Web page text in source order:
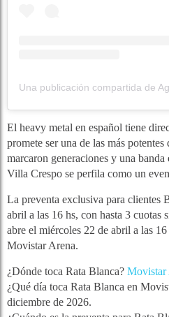
El heavy metal en español tiene
promete ser una de las más
marcaron generaciones y una
Villa Crespo se perfila como un
La preventa exclusiva para clientes
abril a las 16 hs, con hasta 3 cuotas
abre el miércoles 22 de abril a las
Movistar Arena.
¿Dónde toca Rata Blanca? Movistar
¿Qué día toca Rata Blanca en
diciembre de 2026.